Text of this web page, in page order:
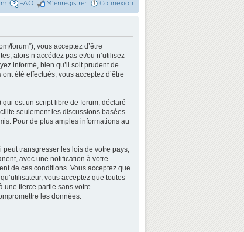
FAQ M’enregistrer Connexion
forum”), vous acceptez d’être
alors n’accédez pas et/ou n’utilisez
informé, bien qu’il soit prudent de
été effectués, vous acceptez d’être
qui est un script libre de forum, déclaré
seulement les discussions basées
Pour de plus amples informations au
transgresser les lois de votre pays,
avec une notification à votre
de ces conditions. Vous acceptez que
vous acceptez que toutes
une tierce partie sans votre
les données.